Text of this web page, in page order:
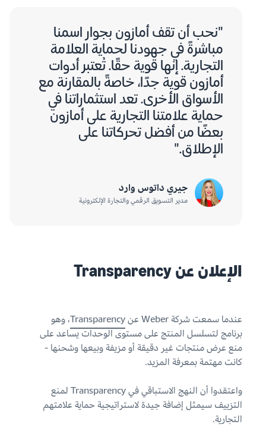
"نحب أن تقف أمازون بجوار اسمنا
مباشرةً في جهودنا لحماية العلامة
التجارية. إنها قوية حقًا. تُعتبر أدوات
أمازون قوية جدًا، خاصةً بالمقارنة مع
الأسواق الأخرى. تعد استثماراتنا في
حماية علامتنا التجارية على أمازون
بعضًا من أفضل تحركاتنا على
الإطلاق."
جيري داتوس وارد
مدير التسويق الرقمي والتجارة الإلكترونية
الإعلان عن Transparency
عندما سمعت شركة Weber عن Transparency، وهو
برنامج لتسلسل المنتج على مستوى الوحدات يساعد على
منع عرض منتجات غير دقيقة أو مزيفة وبيعها وشحنها -
كانت مهتمة بمعرفة المزيد.
واعتقدوا أن النهج الاستباقي في Transparency لمنع
التزييف سيمثل إضافة جيدة لاستراتيجية حماية علامتهم
التجارية.